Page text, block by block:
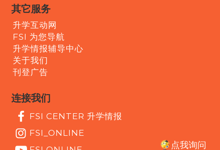
点我询问
其它服务
升学互动网
FSI 为您导航
升学情报辅导中心
关于我们
刊登广告
连接我们
FSI CENTER 升学情报
FSI_ONLINE